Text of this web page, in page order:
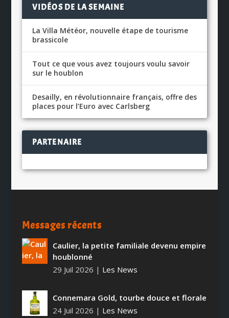
VIDÉOS DE LA SEMAINE
La Villa Météor, nouvelle étape de tourisme
brassicole
Tout ce que vous avez toujours voulu savoir
sur le houblon
Desailly, en révolutionnaire français, offre des
places pour l’Euro avec Carlsberg
PARTENAIRE
Messages récents
Caulier, la petite familiale devenu empire
houblonné
29 Juil 2026 | Les News
Connemara Gold, tourbe douce et florale
24 Juil 2026 | Les News